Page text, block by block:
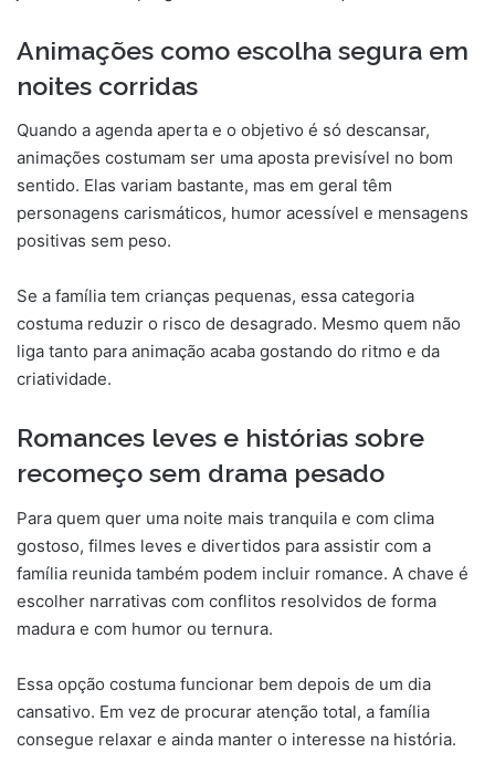
Animações como escolha segura em
noites corridas
Quando a agenda aperta e o objetivo é só descansar,
animações costumam ser uma aposta previsível no bom
sentido. Elas variam bastante, mas em geral têm
personagens carismáticos, humor acessível e mensagens
positivas sem peso.
Se a família tem crianças pequenas, essa categoria
costuma reduzir o risco de desagrado. Mesmo quem não
liga tanto para animação acaba gostando do ritmo e da
criatividade.
Romances leves e histórias sobre
recomeço sem drama pesado
Para quem quer uma noite mais tranquila e com clima
gostoso, filmes leves e divertidos para assistir com a
família reunida também podem incluir romance. A chave é
escolher narrativas com conflitos resolvidos de forma
madura e com humor ou ternura.
Essa opção costuma funcionar bem depois de um dia
cansativo. Em vez de procurar atenção total, a família
consegue relaxar e ainda manter o interesse na história.